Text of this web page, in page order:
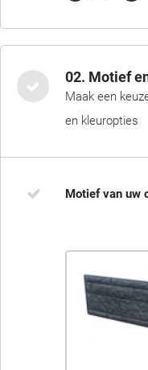
02. Motief
Maak een
en kleuropties
Motief van uw